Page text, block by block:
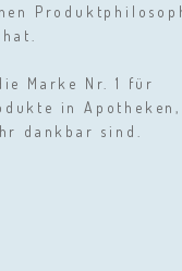
Marke Nr. 1 für
in Apotheken,
dankbar sind.